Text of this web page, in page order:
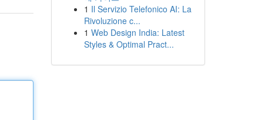
1 Il Servizio Telefonico AI: La
Rivoluzione c...
1 Web Design India: Latest
Styles & Optimal Pract...